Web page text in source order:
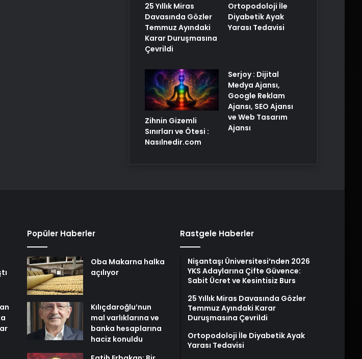
25 Yıllık Miras
Davasında Gözler
Temmuz Ayındaki
Karar Duruşmasına
Çevrildi
Ortopodoloji İle
Diyabetik Ayak
Yarası Tedavisi
Zihnin Gizemli
Sınırları ve Ötesi :
Nasılnedir.com
Serjoy : Dijital
Medya Ajansı,
Google Reklam
Ajansı, SEO Ajansı
ve Web Tasarım
Ajansı
Popüler Haberler
Oba Makarna halka
açılıyor
Kılıçdaroğlu’nun
mal varlıklarına ve
banka hesaplarına
haciz konuldu
Rastgele Haberler
Nişantaşı Üniversitesi’nden 2026
YKS Adaylarına Çifte Güvence:
Sabit Ücret ve Kesintisiz Burs
25 Yıllık Miras Davasında Gözler
Temmuz Ayındaki Karar
Duruşmasına Çevrildi
Ortopodoloji İle Diyabetik Ayak
Yarası Tedavisi